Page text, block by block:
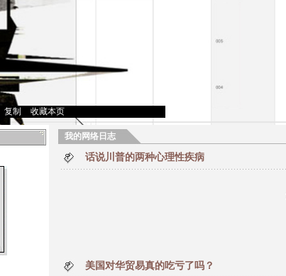
复制 收藏本页
我的网络日志
话说川普的两种心理性疾病
美国对华贸易真的吃亏了吗？